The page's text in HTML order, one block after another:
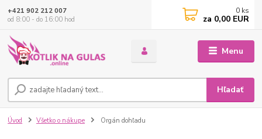
Menu
Hľadať
+421 902 212 007
od 8:00 - do 16:00 hod
0 ks
za 0,00 EUR
Úvod Všetko o nákupe Orgán dohľadu